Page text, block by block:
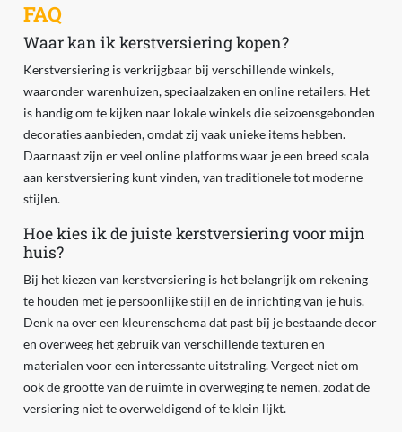
FAQ
Waar kan ik kerstversiering kopen?
Kerstversiering is verkrijgbaar bij verschillende winkels,
waaronder warenhuizen, speciaalzaken en online retailers. Het
is handig om te kijken naar lokale winkels die seizoensgebonden
decoraties aanbieden, omdat zij vaak unieke items hebben.
Daarnaast zijn er veel online platforms waar je een breed scala
aan kerstversiering kunt vinden, van traditionele tot moderne
stijlen.
Hoe kies ik de juiste kerstversiering voor mijn
huis?
Bij het kiezen van kerstversiering is het belangrijk om rekening
te houden met je persoonlijke stijl en de inrichting van je huis.
Denk na over een kleurenschema dat past bij je bestaande decor
en overweeg het gebruik van verschillende texturen en
materialen voor een interessante uitstraling. Vergeet niet om
ook de grootte van de ruimte in overweging te nemen, zodat de
versiering niet te overweldigend of te klein lijkt.